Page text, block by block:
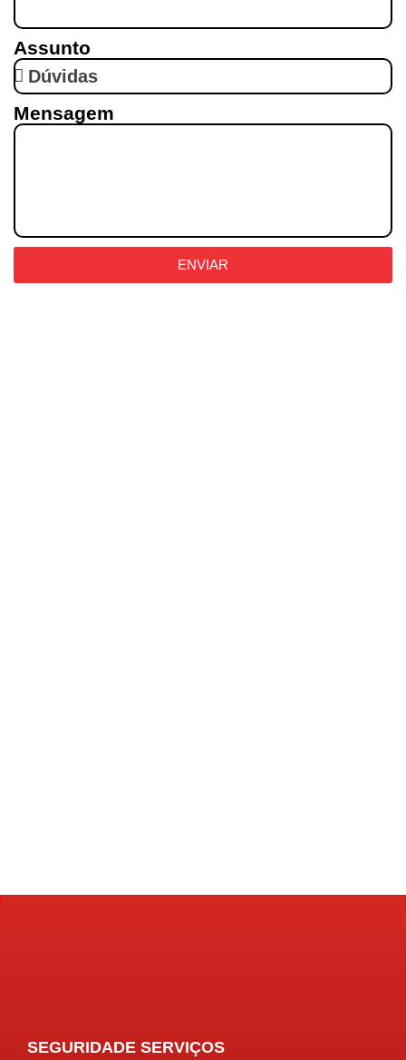
Assunto
Mensagem
ENVIAR
SEGURIDADE SERVIÇOS